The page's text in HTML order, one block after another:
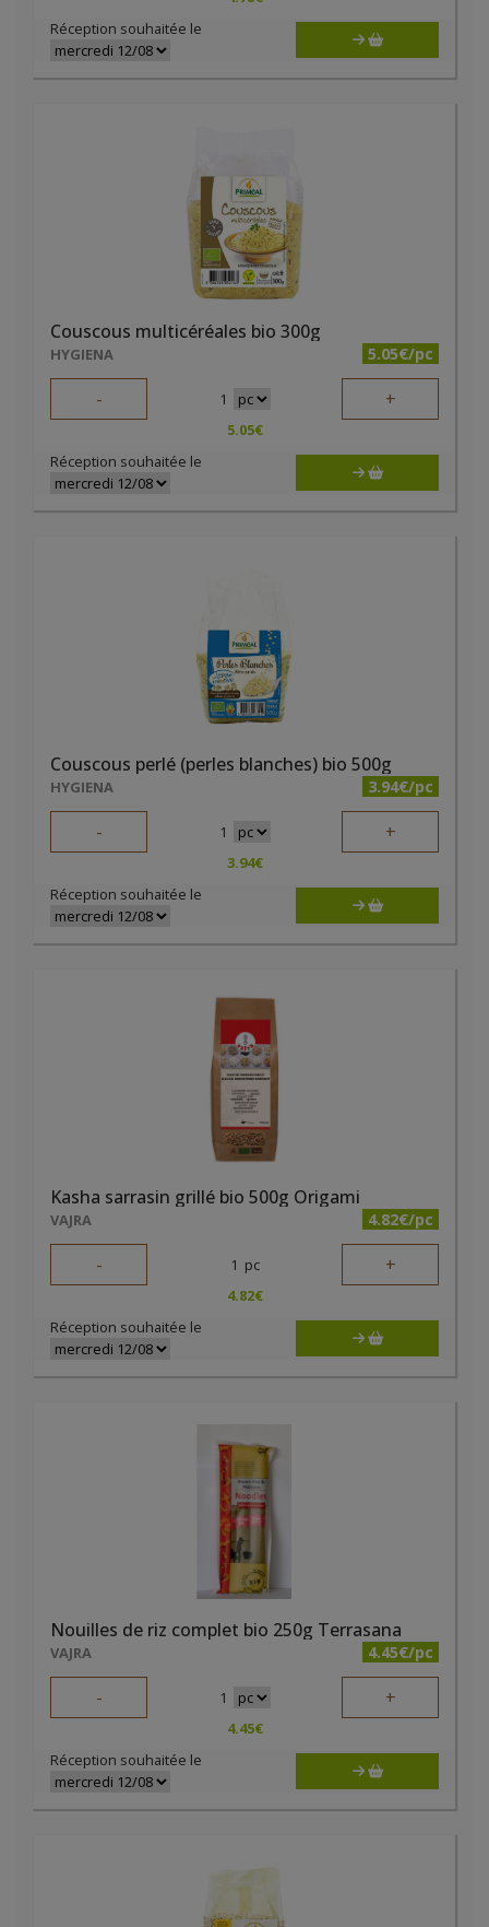
Réception souhaitée le
Couscous multicéréales bio 300g
HYGIENA 5.05€/pc
- 1 +
5.05€
Réception souhaitée le
Couscous perlé (perles blanches) bio 500g
HYGIENA 3.94€/pc
- 1 +
3.94€
Réception souhaitée le
Kasha sarrasin grillé bio 500g Origami
VAJRA 4.82€/pc
- 1 pc +
4.82€
Réception souhaitée le
Nouilles de riz complet bio 250g Terrasana
VAJRA 4.45€/pc
- 1 +
4.45€
Réception souhaitée le